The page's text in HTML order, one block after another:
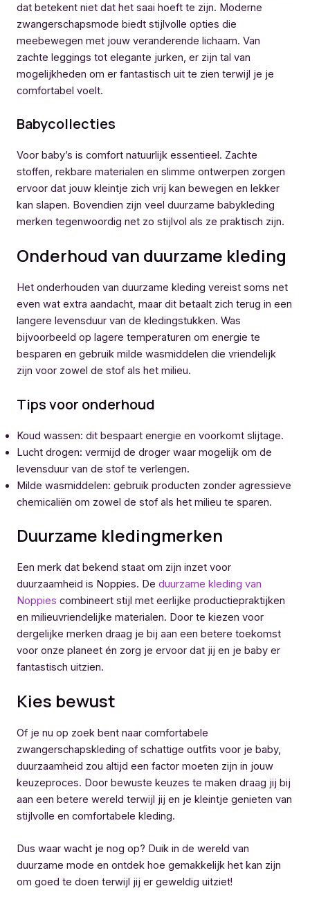
dat betekent niet dat het saai hoeft te zijn. Moderne
zwangerschapsmode biedt stijlvolle opties die
meebewegen met jouw veranderende lichaam. Van
zachte leggings tot elegante jurken, er zijn tal van
mogelijkheden om er fantastisch uit te zien terwijl je je
comfortabel voelt.
Babycollecties
Voor baby’s is comfort natuurlijk essentieel. Zachte
stoffen, rekbare materialen en slimme ontwerpen zorgen
ervoor dat jouw kleintje zich vrij kan bewegen en lekker
kan slapen. Bovendien zijn veel duurzame babykleding
merken tegenwoordig net zo stijlvol als ze praktisch zijn.
Onderhoud van duurzame kleding
Het onderhouden van duurzame kleding vereist soms net
even wat extra aandacht, maar dit betaalt zich terug in een
langere levensduur van de kledingstukken. Was
bijvoorbeeld op lagere temperaturen om energie te
besparen en gebruik milde wasmiddelen die vriendelijk
zijn voor zowel de stof als het milieu.
Tips voor onderhoud
Koud wassen: dit bespaart energie en voorkomt slijtage.
Lucht drogen: vermijd de droger waar mogelijk om de
levensduur van de stof te verlengen.
Milde wasmiddelen: gebruik producten zonder agressieve
chemicaliën om zowel de stof als het milieu te sparen.
Duurzame kledingmerken
Een merk dat bekend staat om zijn inzet voor
duurzaamheid is Noppies. De duurzame kleding van
Noppies combineert stijl met eerlijke productiepraktijken
en milieuvriendelijke materialen. Door te kiezen voor
dergelijke merken draag je bij aan een betere toekomst
voor onze planeet én zorg je ervoor dat jij en je baby er
fantastisch uitzien.
Kies bewust
Of je nu op zoek bent naar comfortabele
zwangerschapskleding of schattige outfits voor je baby,
duurzaamheid zou altijd een factor moeten zijn in jouw
keuzeproces. Door bewuste keuzes te maken draag jij bij
aan een betere wereld terwijl jij en je kleintje genieten van
stijlvolle en comfortabele kleding.
Dus waar wacht je nog op? Duik in de wereld van
duurzame mode en ontdek hoe gemakkelijk het kan zijn
om goed te doen terwijl jij er geweldig uitziet!